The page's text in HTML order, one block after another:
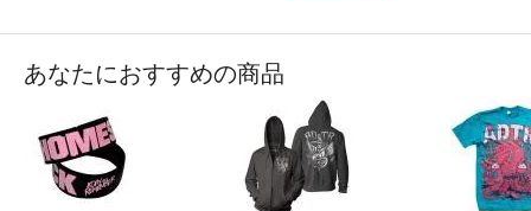
あなたにおすすめの商品